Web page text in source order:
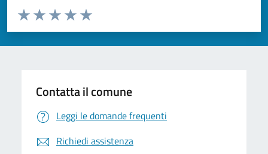
Valuta da 1 a 5 stelle la pagina
Valuta 5 stelle su 5
Valuta 4 stelle su 5
Valuta 3 stelle su 5
Valuta 2 stelle su 5
Valuta 1 stelle su 5
Contatta il comune
Leggi le domande frequenti
Richiedi assistenza